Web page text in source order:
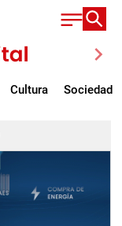
chevron_right
Cultura Sociedad